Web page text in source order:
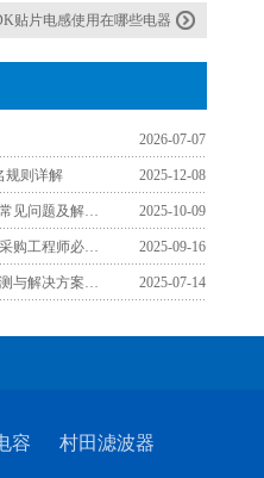
贴片电感使用在哪些电器
2026-07-07
规则详解 2025-12-08
贴片电感焊接不良全解析：五大常见问题及解决方案 2025-10-09
村田贴片电容能否串联接使用？采购工程师必须掌握的关键要点 2025-09-16
贴片电容漏电全解析：原因、检测与解决方案（2025实战指南） 2025-07-14
容 村田滤波器